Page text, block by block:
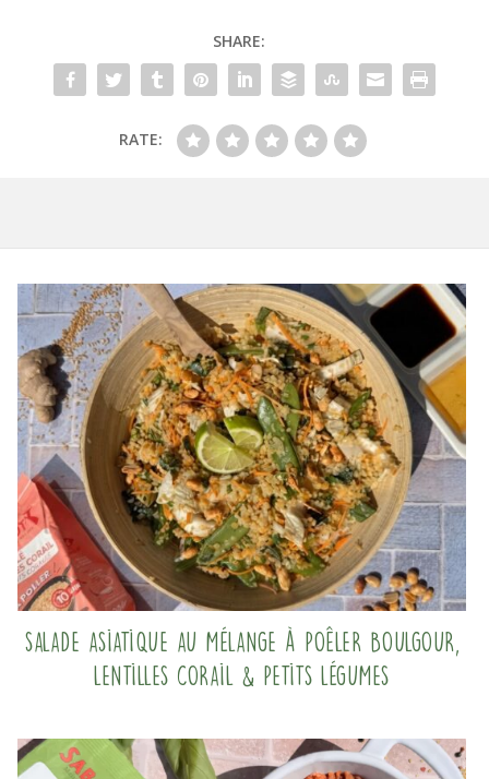
SHARE:
RATE:
Salade asiatique au mélange à poêler Boulgour,
Lentilles corail & Petits légumes